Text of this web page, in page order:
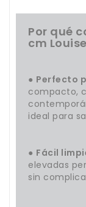
Por qué
cm Louise
● Perfecto
compacto,
ideal para
● Fácil
elevadas
sin